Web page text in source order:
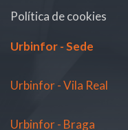
Política de cookies
Urbinfor - Sede
Urbinfor - Vila Real
Urbinfor - Braga